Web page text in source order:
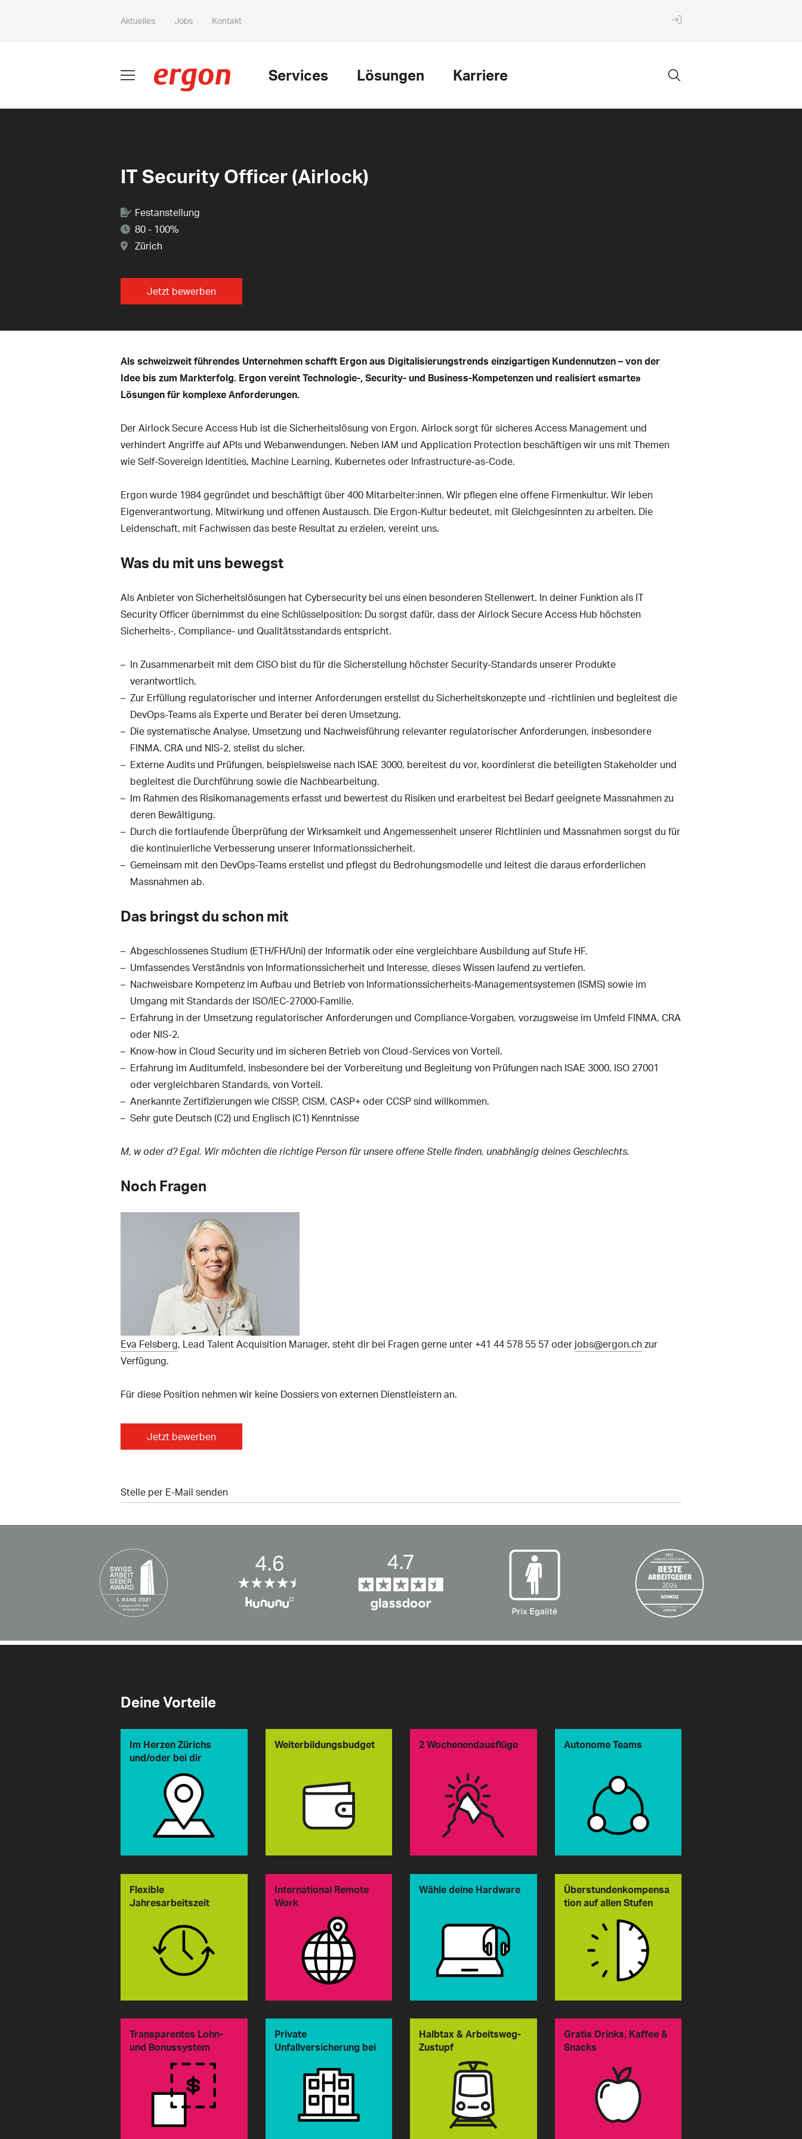
Aktuelles Jobs Kontakt
Services Lösungen Karriere
IT Security Officer (Airlock)
Festanstellung
80 - 100%
Zürich
Jetzt bewerben
Als schweizweit führendes Unternehmen schafft Ergon aus Digitalisierungstrends einzigartigen Kundennutzen – von der
Idee bis zum Markterfolg. Ergon vereint Technologie-, Security- und Business-Kompetenzen und realisiert «smarte»
Lösungen für komplexe Anforderungen.
Der Airlock Secure Access Hub ist die Sicherheitslösung von Ergon. Airlock sorgt für sicheres Access Management und
verhindert Angriffe auf APIs und Webanwendungen. Neben IAM und Application Protection beschäftigen wir uns mit Themen
wie Self-Sovereign Identities, Machine Learning, Kubernetes oder Infrastructure-as-Code.
Ergon wurde 1984 gegründet und beschäftigt über 400 Mitarbeiter:innen. Wir pflegen eine offene Firmenkultur. Wir leben
Eigenverantwortung, Mitwirkung und offenen Austausch. Die Ergon-Kultur bedeutet, mit Gleichgesinnten zu arbeiten. Die
Leidenschaft, mit Fachwissen das beste Resultat zu erzielen, vereint uns.
Was du mit uns bewegst
Als Anbieter von Sicherheitslösungen hat Cybersecurity bei uns einen besonderen Stellenwert. In deiner Funktion als IT
Security Officer übernimmst du eine Schlüsselposition: Du sorgst dafür, dass der Airlock Secure Access Hub höchsten
Sicherheits-, Compliance- und Qualitätsstandards entspricht.
In Zusammenarbeit mit dem CISO bist du für die Sicherstellung höchster Security-Standards unserer Produkte
verantwortlich.
Zur Erfüllung regulatorischer und interner Anforderungen erstellst du Sicherheitskonzepte und -richtlinien und begleitest die
DevOps-Teams als Experte und Berater bei deren Umsetzung.
Die systematische Analyse, Umsetzung und Nachweisführung relevanter regulatorischer Anforderungen, insbesondere
FINMA, CRA und NIS-2, stellst du sicher.
Externe Audits und Prüfungen, beispielsweise nach ISAE 3000, bereitest du vor, koordinierst die beteiligten Stakeholder und
begleitest die Durchführung sowie die Nachbearbeitung.
Im Rahmen des Risikomanagements erfasst und bewertest du Risiken und erarbeitest bei Bedarf geeignete Massnahmen zu
deren Bewältigung.
Durch die fortlaufende Überprüfung der Wirksamkeit und Angemessenheit unserer Richtlinien und Massnahmen sorgst du für
die kontinuierliche Verbesserung unserer Informationssicherheit.
Gemeinsam mit den DevOps-Teams erstellst und pflegst du Bedrohungsmodelle und leitest die daraus erforderlichen
Massnahmen ab.
Das bringst du schon mit
Abgeschlossenes Studium (ETH/FH/Uni) der Informatik oder eine vergleichbare Ausbildung auf Stufe HF.
Umfassendes Verständnis von Informationssicherheit und Interesse, dieses Wissen laufend zu vertiefen.
Nachweisbare Kompetenz im Aufbau und Betrieb von Informationssicherheits-Managementsystemen (ISMS) sowie im
Umgang mit Standards der ISO/IEC-27000-Familie.
Erfahrung in der Umsetzung regulatorischer Anforderungen und Compliance-Vorgaben, vorzugsweise im Umfeld FINMA, CRA
oder NIS-2.
Know-how in Cloud Security und im sicheren Betrieb von Cloud-Services von Vorteil.
Erfahrung im Auditumfeld, insbesondere bei der Vorbereitung und Begleitung von Prüfungen nach ISAE 3000, ISO 27001
oder vergleichbaren Standards, von Vorteil.
Anerkannte Zertifizierungen wie CISSP, CISM, CASP+ oder CCSP sind willkommen.
Sehr gute Deutsch (C2) und Englisch (C1) Kenntnisse
M, w oder d? Egal. Wir möchten die richtige Person für unsere offene Stelle finden, unabhängig deines Geschlechts.
Noch Fragen
Eva Felsberg, Lead Talent Acquisition Manager, steht dir bei Fragen gerne unter +41 44 578 55 57 oder jobs@ergon.chzur
Verfügung.
Für diese Position nehmen wir keine Dossiers von externen Dienstleistern an.
Jetzt bewerben
Stelle per E-Mail senden
Deine Vorteile
Im Herzen Zürichs
und/oder bei dir
Weiterbildungsbudget 2 Wochenendausflüge Autonome Teams
Flexible
Jahresarbeitszeit
International Remote
Work
Wähle deine Hardware
Überstundenkompensa
tion auf allen Stufen
Transparentes Lohn-
und Bonussystem
Private
Unfallversicherung bei
Halbtax & Arbeitsweg-
Zustupf
Gratis Drinks, Kaffee &
Snacks